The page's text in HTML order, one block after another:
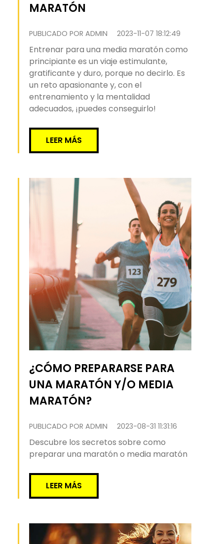
MARATÓN
PUBLICADO POR ADMIN 2023-11-07 18:12:49
Entrenar para una media maratón como
principiante es un viaje estimulante,
gratificante y duro, porque no decirlo. Es
un reto apasionante y, con el
entrenamiento y la mentalidad
adecuados, ¡puedes conseguirlo!
LEER MÁS
¿CÓMO PREPARARSE PARA
UNA MARATÓN Y/O MEDIA
MARATÓN?
PUBLICADO POR ADMIN 2023-08-31 11:31:16
Descubre los secretos sobre como
preparar una maratón o media maratón
LEER MÁS